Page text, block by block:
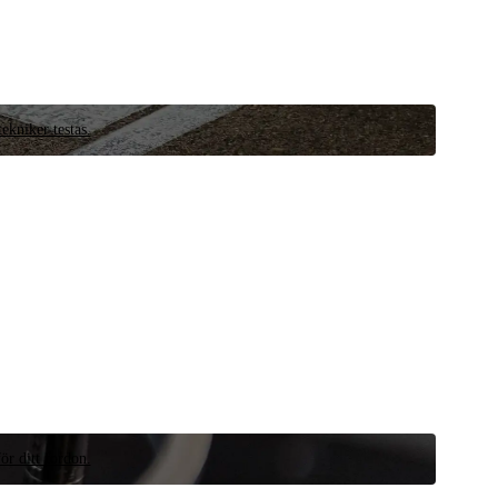
testas.
ditt fordon.